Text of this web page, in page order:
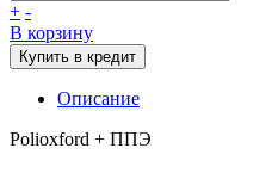
+ -
В корзину
Купить в кредит
Описание
Polioxford + ППЭ